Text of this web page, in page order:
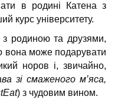
в родині Катена з
курс університету.
з родиною та друзями,
вона може подарувати
норов і, звичайно,
зі смаженого м’яса,
) з чудовим вином.